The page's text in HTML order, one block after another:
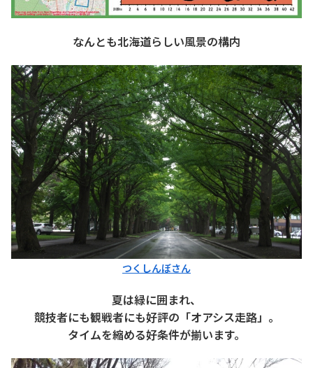
なんとも北海道らしい風景の構内
つくしんぼさん
夏は緑に囲まれ、
競技者にも観戦者にも好評の「オアシス走路」。
タイムを縮める好条件が揃います。